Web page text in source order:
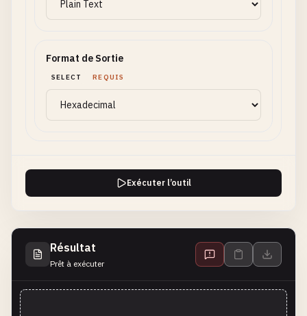
Format de Sortie
SELECT REQUIS
Exécuter l’outil
Résultat
Prêt à exécuter